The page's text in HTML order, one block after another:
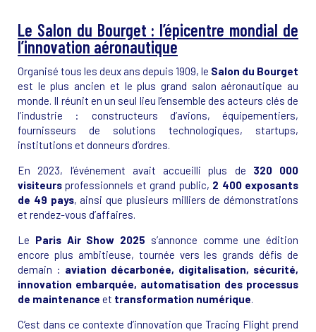
Le Salon du Bourget : l’épicentre mondial de
l’innovation aéronautique
Organisé tous les deux ans depuis 1909, le Salon du Bourget
est le plus ancien et le plus grand salon aéronautique au
monde. Il réunit en un seul lieu l’ensemble des acteurs clés de
l’industrie : constructeurs d’avions, équipementiers,
fournisseurs de solutions technologiques, startups,
institutions et donneurs d’ordres.
En 2023, l’événement avait accueilli plus de 320 000
visiteurs professionnels et grand public, 2 400 exposants
de 49 pays, ainsi que plusieurs milliers de démonstrations
et rendez-vous d’affaires.
Le Paris Air Show 2025 s’annonce comme une édition
encore plus ambitieuse, tournée vers les grands défis de
demain : aviation décarbonée, digitalisation, sécurité,
innovation embarquée, automatisation des processus
de maintenance et transformation numérique.
C’est dans ce contexte d’innovation que Tracing Flight prend